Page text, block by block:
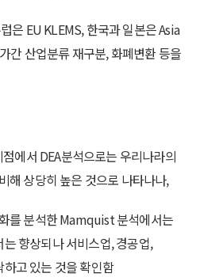
은 EU KLEMS, 한국과 일본은 Asia
간 산업분류 재구분, 화폐변환 등을
에서 DEA분석으로는 우리나라의
해 상당히 높은 것으로 나타나나,
를 분석한 Mamquist 분석에서는
향상되나 서비스업, 경공업,
고 있는 것을 확인함